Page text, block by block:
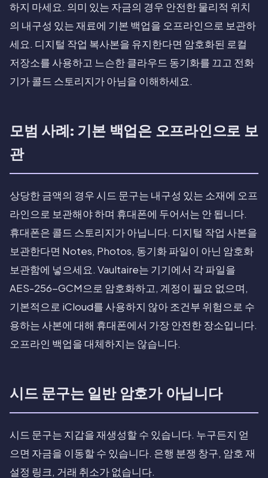
하지 마세요. 의미 있는 자금의 경우 안전한 물리적 위치
의 내구성 있는 재료에 기본 백업을 오프라인으로 보관하
세요. 디지털 작업 복사본을 유지한다면 암호화된 로컬
저장소를 사용하고 느슨한 클라우드 동기화를 끄고 전화
기가 콜드 스토리지가 아님을 이해하세요.
모범 사례: 기본 백업은 오프라인으로 보
관
상당한 금액의 경우 시드 문구는 내구성 있는 소재에 오프
라인으로 보관해야 하며 휴대폰에 두어서는 안 됩니다.
휴대폰은 콜드 스토리지가 아닙니다. 디지털 작업 사본을
보관한다면 Notes, Photos, 동기화 파일이 아닌 암호화
보관함에 넣으세요. Vaultaire는 기기에서 각 파일을
AES-256-GCM으로 암호화하고, 계정이 필요 없으며,
기본적으로 iCloud를 사용하지 않아 조건부 위험으로 수
용하는 사본에 대해 휴대폰에서 가장 안전한 장소입니다.
오프라인 백업을 대체하지는 않습니다.
시드 문구는 일반 암호가 아닙니다
시드 문구는 지갑을 재생성할 수 있습니다. 누구든지 얻
으면 자금을 이동할 수 있습니다. 은행 분쟁 창구, 암호 재
설정 링크, 거래 취소가 없습니다.